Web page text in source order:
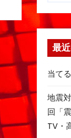
最
当て
地震
回「
TV・